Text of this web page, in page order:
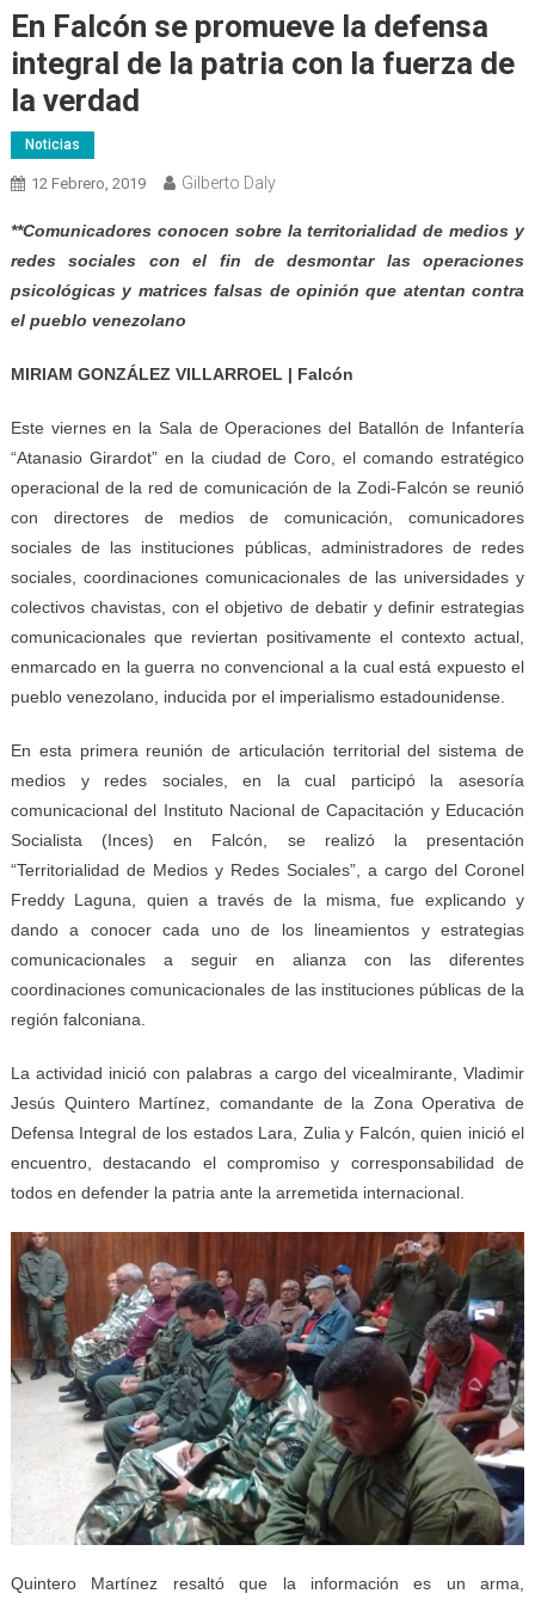
En Falcón se promueve la defensa
integral de la patria con la fuerza de
la verdad
Noticias
12 Febrero, 2019 Gilberto Daly
**Comunicadores conocen sobre la territorialidad de medios y
redes sociales con el fin dedesmontar las operaciones
psicológicas y matrices falsas de opinión que atentan contra
el pueblo venezolano
MIRIAM GONZÁLEZ VILLARROEL | Falcón
Este viernes en la Sala de Operaciones del Batallón de Infantería
“Atanasio Girardot” en la ciudad de Coro, el comando estratégico
operacional de la red de comunicación de la Zodi-Falcón se reunió
con directores de medios de comunicación, comunicadores
sociales de las instituciones públicas, administradores de redes
sociales, coordinaciones comunicacionales de las universidades y
colectivos chavistas, con el objetivo de debatir y definir estrategias
comunicacionales que reviertan positivamente el contexto actual,
enmarcado en la guerra no convencional a la cual está expuesto el
pueblo venezolano, inducida por el imperialismo estadounidense.
En esta primera reunión de articulación territorial del sistema de
medios y redes sociales, en la cual participó la asesoría
comunicacional del Instituto Nacional de Capacitación y Educación
Socialista (Inces) en Falcón, se realizó la presentación
“Territorialidad de Medios y Redes Sociales”, a cargo del Coronel
Freddy Laguna, quien a través de la misma, fue explicando y
dando a conocer cada uno de los lineamientos y estrategias
comunicacionales a seguir en alianza con las diferentes
coordinaciones comunicacionales de las instituciones públicas de la
región falconiana.
La actividad inició con palabras a cargo del vicealmirante, Vladimir
Jesús Quintero Martínez, comandante de la Zona Operativa de
Defensa Integral de los estados Lara, Zulia y Falcón, quien inició el
encuentro, destacando el compromiso y corresponsabilidad de
todos en defender la patria ante la arremetida internacional.
Quintero Martínez resaltó que la información es un arma,